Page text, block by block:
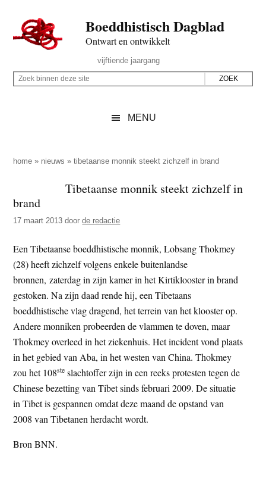
naar
de
inhoud
secondary
naar
de
sidebar
naar
de
Boeddhistisch Dagblad
Ontwart en ontwikkelt
Rechts
vijftiende jaargang
Z
p
e
z
e
s
i
t
e
Z
i
e
n
e
z
e
s
i
t
e
MENU
home » nieuws »tibetaanse monnik steekt zichzelf in brand
Tibetaanse monnik steekt zichzelf in
brand
17 maart 2013 doorde redactie
Een Tibetaanse boeddhistische monnik, Lobsang Thokmey
(28) heeft zichzelf volgens enkele buitenlandse
bronnen, zaterdag in zijn kamer in het Kirtiklooster in brand
gestoken. Na zijn daad rende hij, een Tibetaans
boeddhistische vlag dragend, het terrein van het klooster op.
Andere monniken probeerden de vlammen te doven, maar
Thokmey overleed in het ziekenhuis. Het incident vond plaats
in het gebied van Aba, in het westen van China. Thokmey
zou het 108ste slachtoffer zijn in een reeks protesten tegen de
Chinese bezetting van Tibet sinds februari 2009. De situatie
in Tibet is gespannen omdat deze maand de opstand van
2008 van Tibetanen herdacht wordt.
Bron BNN.